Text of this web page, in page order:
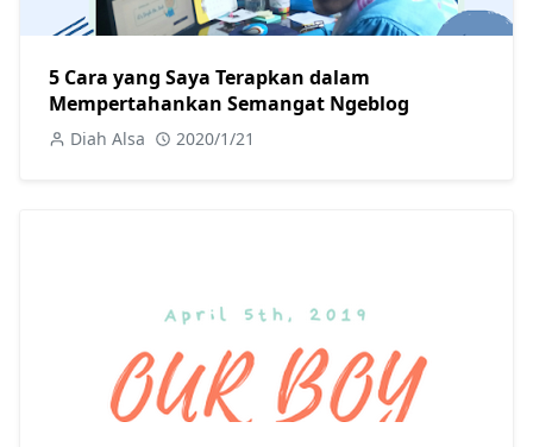
5 Cara yang Saya Terapkan dalam
Mempertahankan Semangat Ngeblog
Diah Alsa 2020/1/21